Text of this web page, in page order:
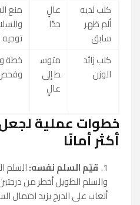
كلب لديه
ألم ظهر
سابق
عالٍ
جدًا
منع
كلب زائد
الوزن
متوس
ط إلى
عالٍ
خطة
خطوات عملية
أكثر أمانًا
قيّم السلم نفسه:السلم
والسلم الطويل أخطر من
ألعاب على الدرج يزيد احتمال